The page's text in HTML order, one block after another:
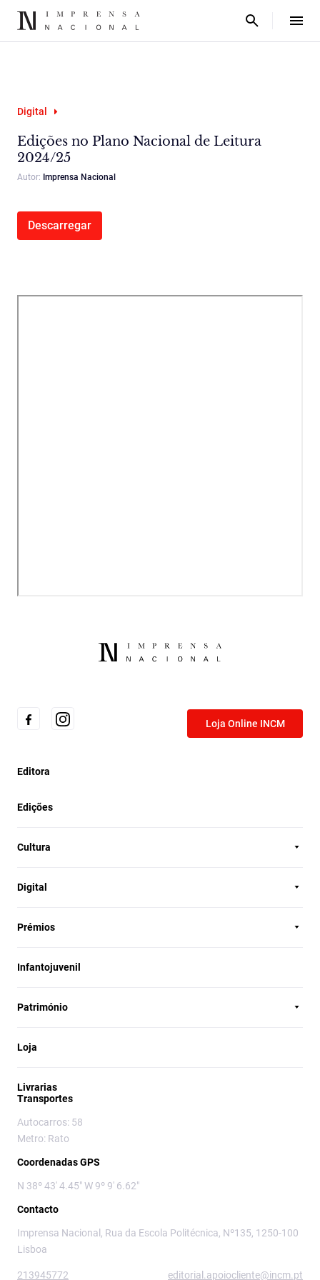
Digital
Edições no Plano Nacional de Leitura
2024/25
Autor: Imprensa Nacional
Descarregar
Loja Online INCM
Editora
Edições
Cultura
Digital
Prémios
Infantojuvenil
Património
Loja
Livrarias
Transportes
Autocarros: 58
Metro: Rato
Coordenadas GPS
N 38º 43' 4.45" W 9º 9' 6.62"
Contacto
Imprensa Nacional, Rua da Escola Politécnica, Nº135, 1250-100
Lisboa
213945772 editorial.apoiocliente@incm.pt